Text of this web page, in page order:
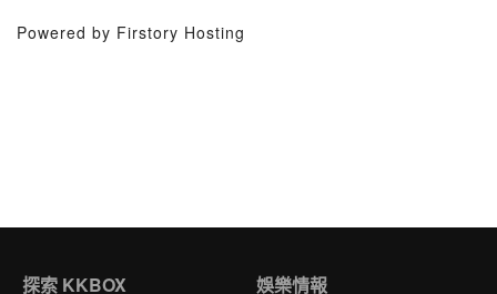
Powered by Firstory Hosting
探索 KKBOX 娛樂情報